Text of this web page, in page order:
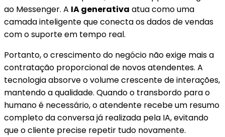
ao Messenger. A IA generativa atua como uma
camada inteligente que conecta os dados de vendas
com o suporte em tempo real.
Portanto, o crescimento do negócio não exige mais a
contratação proporcional de novos atendentes. A
tecnologia absorve o volume crescente de interações,
mantendo a qualidade. Quando o transbordo para o
humano é necessário, o atendente recebe um resumo
completo da conversa já realizada pela IA, evitando
que o cliente precise repetir tudo novamente.